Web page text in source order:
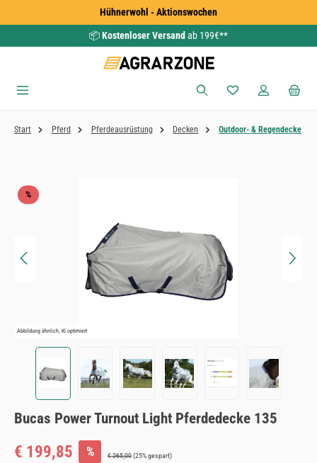
Zum Hauptinhalt springenHühnerwohl - Aktionswochen
📦Kostenloser Versand ab 199€**
Du hast 0
Start Pferd Pferdeausrüstung Decken Outdoor- & Regendecke
Bildergalerie überspringen
%Rabatt
Abbildung ähnlich, KI optimiert
Bucas Power Turnout Light Pferdedecke 135
Verkaufspreis:
€ 199,85 % Regulärer Preis:
€ 265,00(25% gespart)